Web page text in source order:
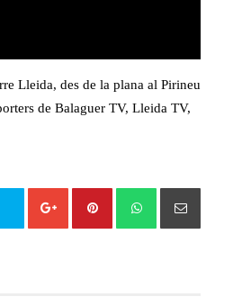
Lleida, des de la plana al Pirineu
de Balaguer TV, Lleida TV,